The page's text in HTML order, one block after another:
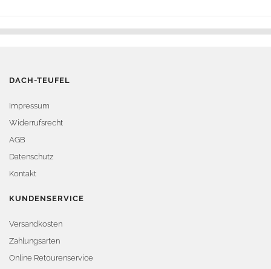
DACH-TEUFEL
Impressum
Widerrufsrecht
AGB
Datenschutz
Kontakt
KUNDENSERVICE
Versandkosten
Zahlungsarten
Online Retourenservice